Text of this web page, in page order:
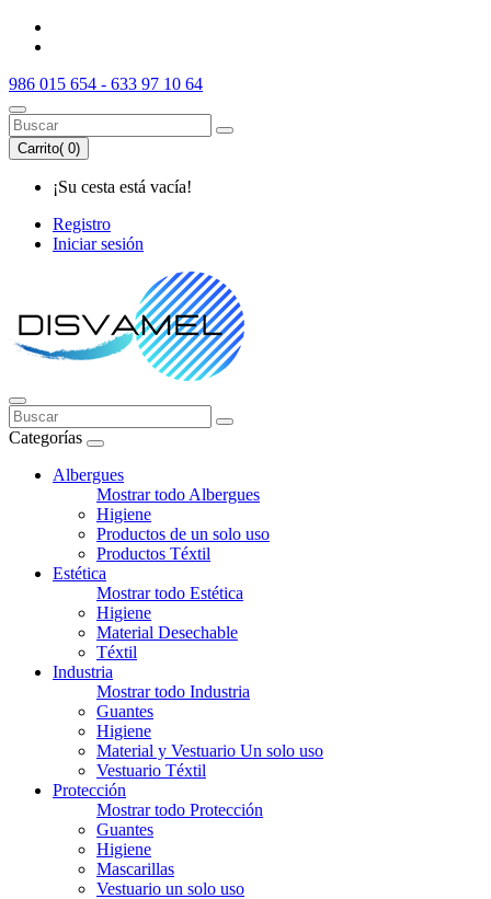
986 015 654 - 633 97 10 64
Carrito( 0)
¡Su cesta está vacía!
Registro
Iniciar sesión
Categorías
Albergues
Mostrar todo Albergues
Higiene
Productos de un solo uso
Productos Téxtil
Estética
Mostrar todo Estética
Higiene
Material Desechable
Téxtil
Industria
Mostrar todo Industria
Guantes
Higiene
Material y Vestuario Un solo uso
Vestuario Téxtil
Protección
Mostrar todo Protección
Guantes
Higiene
Mascarillas
Vestuario un solo uso